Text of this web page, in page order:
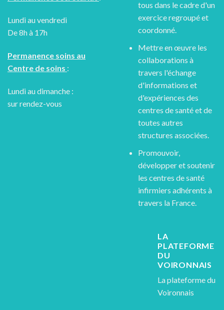
Lundi au vendredi
De 8h à 17h
Permanence soins au
Centre de soins :
Lundi au dimanche :
sur rendez-vous
tous dans le cadre d'un
exercice regroupé et
coordonné.
Mettre en œuvre les
collaborations à
travers l'échange
d'informations et
d'expériences des
centres de santé et de
toutes autres
structures associées.
Promouvoir,
développer et soutenir
les centres de santé
infirmiers adhérents à
travers la France.
LA
PLATEFORME
DU
VOIRONNAIS
La plateforme du
Voironnais